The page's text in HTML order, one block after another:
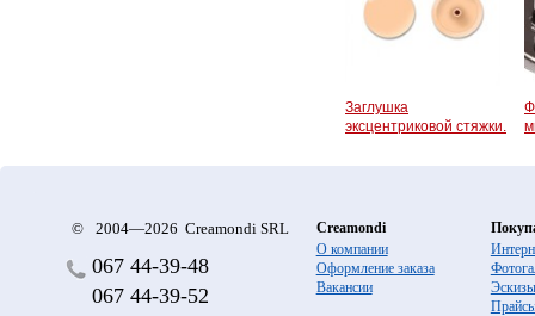
Заглушка
эксцентриковой стяжки.
© 2004—2026 Creamondi SRL
067 44-39-48
067 44-39-52
Creamondi
О компании
Оформление заказа
Вакансии
Эскизы